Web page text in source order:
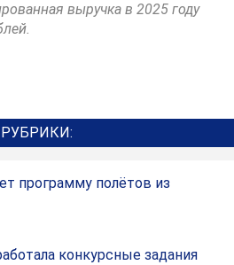
выручка в 2025 году
программу полётов из
конкурсные задания